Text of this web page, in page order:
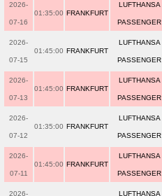
2026-
07-16
01:35:00 FRANKFURT
LUFTHANSA
PASSENGER
2026-
07-15
01:45:00 FRANKFURT
LUFTHANSA
PASSENGER
2026-
07-13
01:45:00 FRANKFURT
LUFTHANSA
PASSENGER
2026-
07-12
01:35:00 FRANKFURT
LUFTHANSA
PASSENGER
2026-
07-11
01:45:00 FRANKFURT
LUFTHANSA
PASSENGER
2026- LUFTHANSA